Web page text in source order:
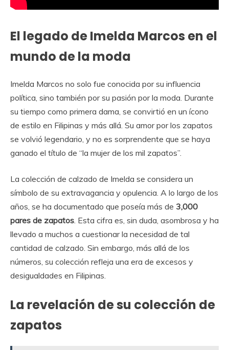
El legado de Imelda Marcos en el
mundo de la moda
Imelda Marcos no solo fue conocida por su influencia
política, sino también por su pasión por la moda. Durante
su tiempo como primera dama, se convirtió en un ícono
de estilo en Filipinas y más allá. Su amor por los zapatos
se volvió legendario, y no es sorprendente que se haya
ganado el título de “la mujer de los mil zapatos”.
La colección de calzado de Imelda se considera un
símbolo de su extravagancia y opulencia. A lo largo de los
años, se ha documentado que poseía más de 3,000
pares de zapatos . Esta cifra es, sin duda, asombrosa y ha
llevado a muchos a cuestionar la necesidad de tal
cantidad de calzado. Sin embargo, más allá de los
números, su colección refleja una era de excesos y
desigualdades en Filipinas.
La revelación de su colección de
zapatos